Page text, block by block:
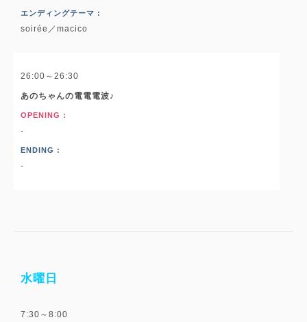
エンディングテーマ :
soirée／macico
26:00～26:30
あのちゃんの電電電波♪
OPENING :
-
ENDING :
-
水曜日
7:30～8:00